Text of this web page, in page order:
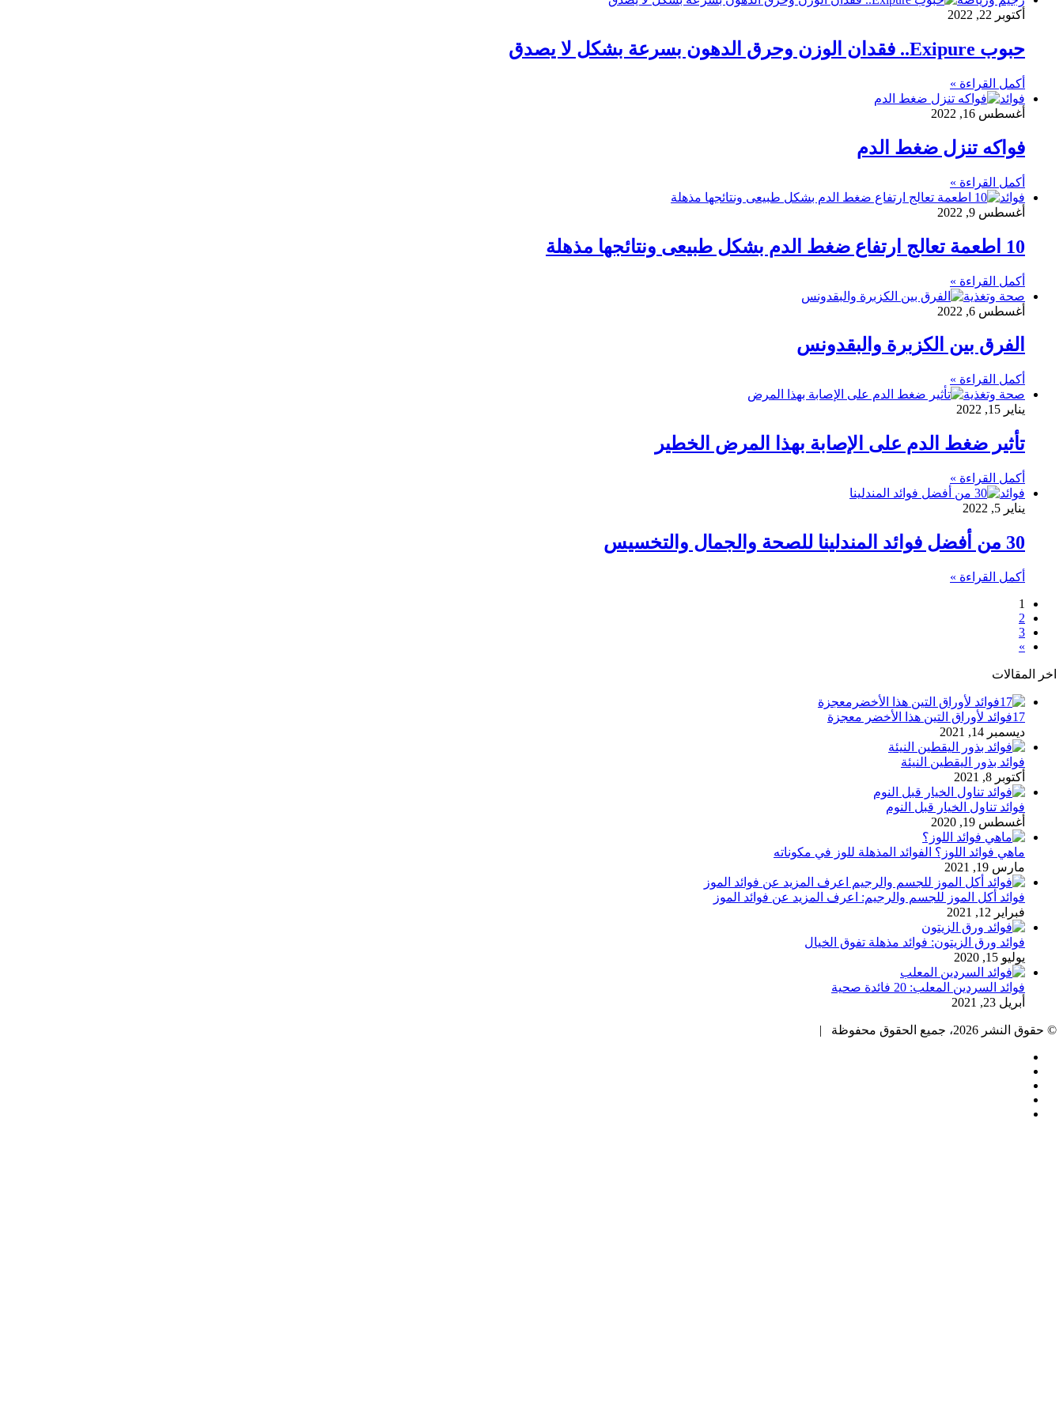
أكتوبر 22, 2022
حبوب Exipure.. فقدان الوزن وحرق الدهون بسرعة بشكل لا يصدق
أكمل القراءة »
فوائد
أغسطس 16, 2022
فواكه تنزل ضغط الدم
أكمل القراءة »
فوائد
أغسطس 9, 2022
10 اطعمة تعالج ارتفاع ضغط الدم بشكل طبيعى ونتائجها مذهلة
أكمل القراءة »
صحة وتغذية
أغسطس 6, 2022
الفرق بين الكزبرة والبقدونس
أكمل القراءة »
صحة وتغذية
يناير 15, 2022
تأثير ضغط الدم على الإصابة بهذا المرض الخطير
أكمل القراءة »
فوائد
يناير 5, 2022
30 من أفضل فوائد المندلينا للصحة والجمال والتخسيس
أكمل القراءة »
1
2
3
»
اخر المقالات
17فوائد لأوراق التين هذا الأخضر معجزة
ديسمبر 14, 2021
فوائد بذور اليقطين النيئة
أكتوبر 8, 2021
فوائد تناول الخيار قبل النوم
أغسطس 19, 2020
ماهي فوائد اللوز؟ الفوائد المذهلة للوز في مكوناته
مارس 19, 2021
فوائد أكل الموز للجسم والرجيم: اعرف المزيد عن فوائد الموز
فبراير 12, 2021
فوائد ورق الزيتون: فوائد مذهلة تفوق الخيال
يوليو 15, 2020
فوائد السردين المعلب: 20 فائدة صحية
أبريل 23, 2021
© حقوق النشر 2026، جميع الحقوق محفوظة |